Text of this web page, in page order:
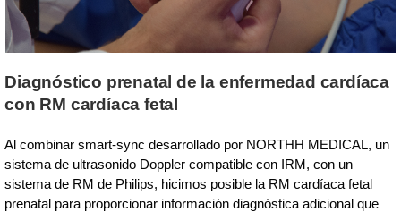
Diagnóstico prenatal de la enfermedad cardíaca
con RM cardíaca fetal
Al combinar smart-sync desarrollado por NORTHH MEDICAL, un
sistema de ultrasonido Doppler compatible con IRM, con un
sistema de RM de Philips, hicimos posible la RM cardíaca fetal
prenatal para proporcionar información diagnóstica adicional que